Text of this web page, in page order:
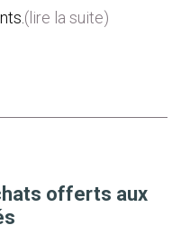
(lire la suite)
offerts aux